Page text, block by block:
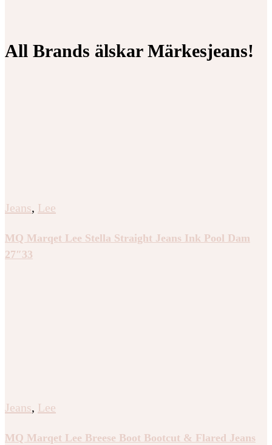
All Brands älskar Märkesjeans!
Jeans, Lee
MQ Marqet Lee Stella Straight Jeans Ink Pool Dam
27″33
Jeans, Lee
MQ Marqet Lee Breese Boot Bootcut & Flared Jeans